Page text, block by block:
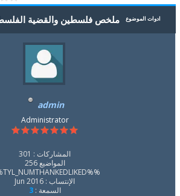
ادوات الموضوع ملخص فلسطين والقضية
admin
Administrator
المشاركات : 301
المواضيع 256
%%TYL_NUMTHANKEDLIKED%%
الإنتساب : Jun 2016
السمعة :3